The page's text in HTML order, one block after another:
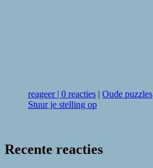
reageer| 0 reacties | Oude puzzles
Stuur je stelling op
Recente reacties